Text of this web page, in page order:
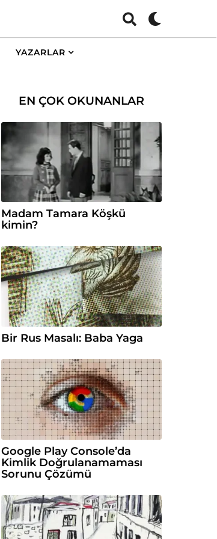
YAZARLAR
EN ÇOK OKUNANLAR
Madam Tamara Köşkü
kimin?
Bir Rus Masalı: Baba Yaga
Google Play Console’da
Kimlik Doğrulanamaması
Sorunu Çözümü